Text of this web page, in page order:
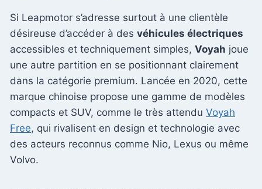
Si Leapmotor s’adresse surtout à une clientèle
désireuse d’accéder à des véhicules électriques
accessibles et techniquement simples, Voyah joue
une autre partition en se positionnant clairement
dans la catégorie premium. Lancée en 2020, cette
marque chinoise propose une gamme de modèles
compacts et SUV, comme le très attendu Voyah
Free, qui rivalisent en design et technologie avec
des acteurs reconnus comme Nio, Lexus ou même
Volvo.